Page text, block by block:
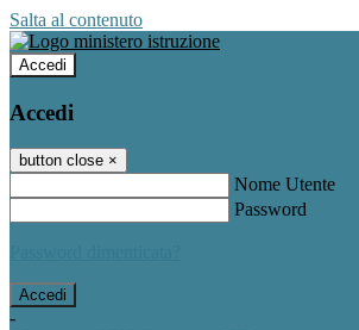
Salta al contenuto
Accedi
Accedi
button close ×
Nome Utente
Password
-